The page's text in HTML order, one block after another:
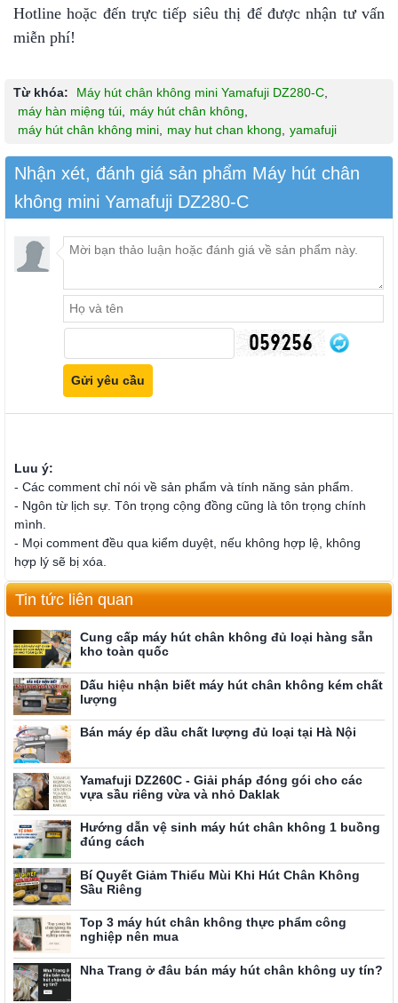
Hotline hoặc đến trực tiếp siêu thị để được nhận tư vấn
miễn phí!
Từ khóa: Máy hút chân không mini Yamafuji DZ280-C,
máy hàn miệng túi, máy hút chân không,
máy hút chân không mini, may hut chan khong, yamafuji
Nhận xét, đánh giá sản phẩm Máy hút chân
không mini Yamafuji DZ280-C
Luu ý:
- Các comment chỉ nói về sản phẩm và tính năng sản phẩm.
- Ngôn từ lịch sự. Tôn trọng cộng đồng cũng là tôn trọng chính
mình.
- Mọi comment đều qua kiểm duyệt, nếu không hợp lệ, không
hợp lý sẽ bị xóa.
Tin tức liên quan
Cung cấp máy hút chân không đủ loại hàng sẵn
kho toàn quốc
Dấu hiệu nhận biết máy hút chân không kém chất
lượng
Bán máy ép dầu chất lượng đủ loại tại Hà Nội
Yamafuji DZ260C - Giải pháp đóng gói cho các
vựa sầu riêng vừa và nhỏ Daklak
Hướng dẫn vệ sinh máy hút chân không 1 buồng
đúng cách
Bí Quyết Giảm Thiểu Mùi Khi Hút Chân Không
Sầu Riêng
Top 3 máy hút chân không thực phẩm công
nghiệp nên mua
Nha Trang ở đâu bán máy hút chân không uy tín?